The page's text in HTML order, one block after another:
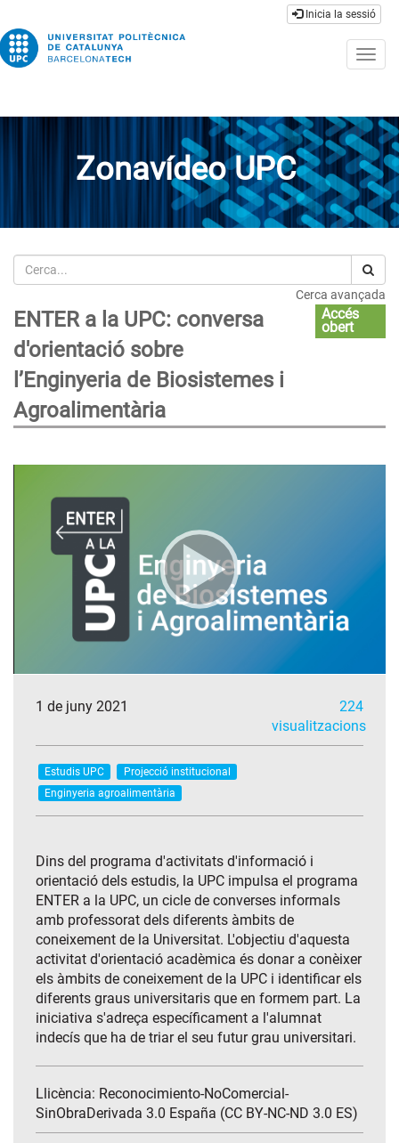
Inicia la sessió
Zonavídeo UPC
Cerca
Cerca avançada
ENTER a la UPC: conversa
d'orientació sobre
l’Enginyeria de Biosistemes i
Agroalimentària
Accés
obert
1 de juny 2021
224
visualitzacions
Estudis UPC
Projecció institucional
Enginyeria agroalimentària
Dins del programa d'activitats d'informació i
orientació dels estudis, la UPC impulsa el programa
ENTER a la UPC, un cicle de converses informals
amb professorat dels diferents àmbits de
coneixement de la Universitat. L'objectiu d'aquesta
activitat d'orientació acadèmica és donar a conèixer
els àmbits de coneixement de la UPC i identificar els
diferents graus universitaris que en formem part. La
iniciativa s'adreça específicament a l'alumnat
indecís que ha de triar el seu futur grau universitari.
Llicència: Reconocimiento-NoComercial-
SinObraDerivada 3.0 España (CC BY-NC-ND 3.0 ES)